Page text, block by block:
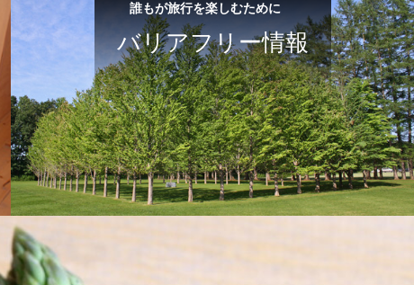
誰もが旅行を楽しむために
バリアフリー情報